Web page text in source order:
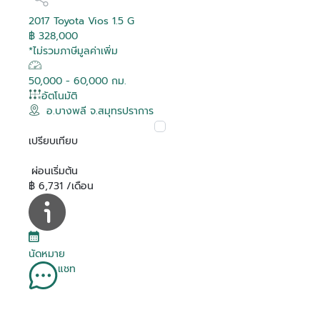
2017 Toyota Vios 1.5 G
฿ 328,000
*ไม่รวมภาษีมูลค่าเพิ่ม
50,000 - 60,000 กม.
อัตโนมัติ
อ.บางพลี จ.สมุทรปราการ
เปรียบเทียบ
ผ่อนเริ่มต้น
฿ 6,731 /เดือน
นัดหมาย
แชท